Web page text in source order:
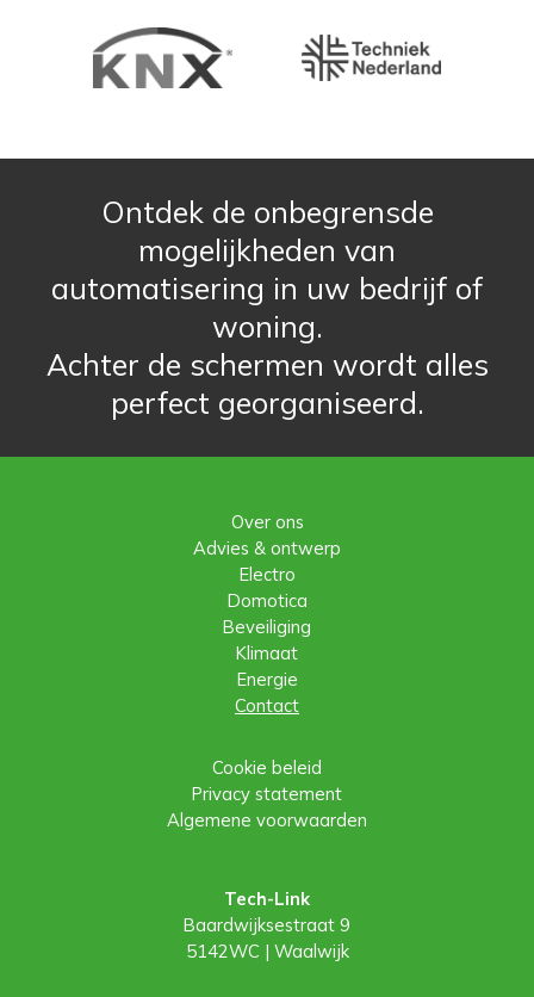
Ontdek de onbegrensde
mogelijkheden van
automatisering in uw bedrijf of
woning.
Achter de schermen wordt alles
perfect georganiseerd.
Over ons
Advies & ontwerp
Electro
Domotica
Beveiliging
Klimaat
Energie
Contact
Cookie beleid
Privacy statement
Algemene voorwaarden
Tech-Link
Baardwijksestraat 9
5142WC | Waalwijk